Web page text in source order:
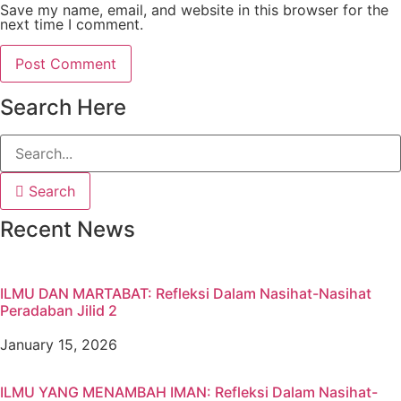
Save my name, email, and website in this browser for the
next time I comment.
Search Here
Search
Recent News
ILMU DAN MARTABAT: Refleksi Dalam Nasihat-Nasihat
Peradaban Jilid 2
January 15, 2026
ILMU YANG MENAMBAH IMAN: Refleksi Dalam Nasihat-